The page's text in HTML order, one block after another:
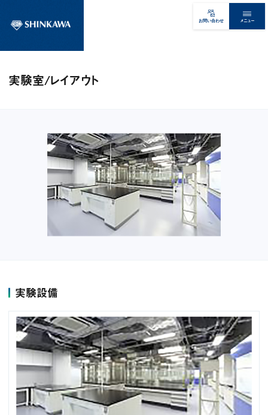
お問い合わせ メニュー
実験室/レイアウト
実験設備